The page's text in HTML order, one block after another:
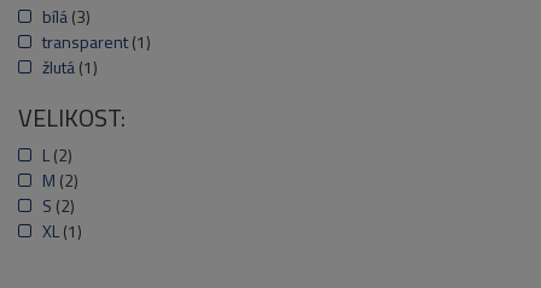
bílá (3)
transparent (1)
žlutá (1)
VELIKOST:
L (2)
M (2)
S (2)
XL (1)